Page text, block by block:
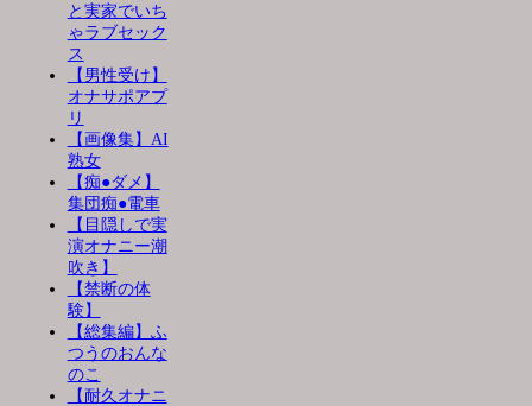
と実家でいち
ゃラブセック
ス
【男性受け】
オナサポアプ
リ
【画像集】AI
熟女
【痴●ダメ】
集団痴●電車
【目隠しで実
演オナニー潮
吹き】
【禁断の体
験】
【総集編】ふ
つうのおんな
のこ
【耐久オナニ